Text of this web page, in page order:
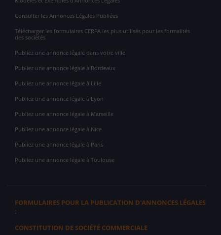
Consulter les Annonces Légales Publiées
Télécharger les formulaires CERFA les plus utilisés pour les formalités
des sociétés
Publiez une annonce légale dans votre ville
Publiez une annonce légale à Bordeaux
Publiez une annonce légale à Lille
Publiez une annonce légale à Lyon
Publiez une annonce légale à Marseille
Publiez une annonce légale à Nice
Publiez une annonce légale à Paris
Publiez une annonce légale à Toulouse
FORMULAIRES POUR LA PUBLICATION D'ANNONCES LÉGALES
:
CONSTITUTION DE SOCIÉTÉ COMMERCIALE